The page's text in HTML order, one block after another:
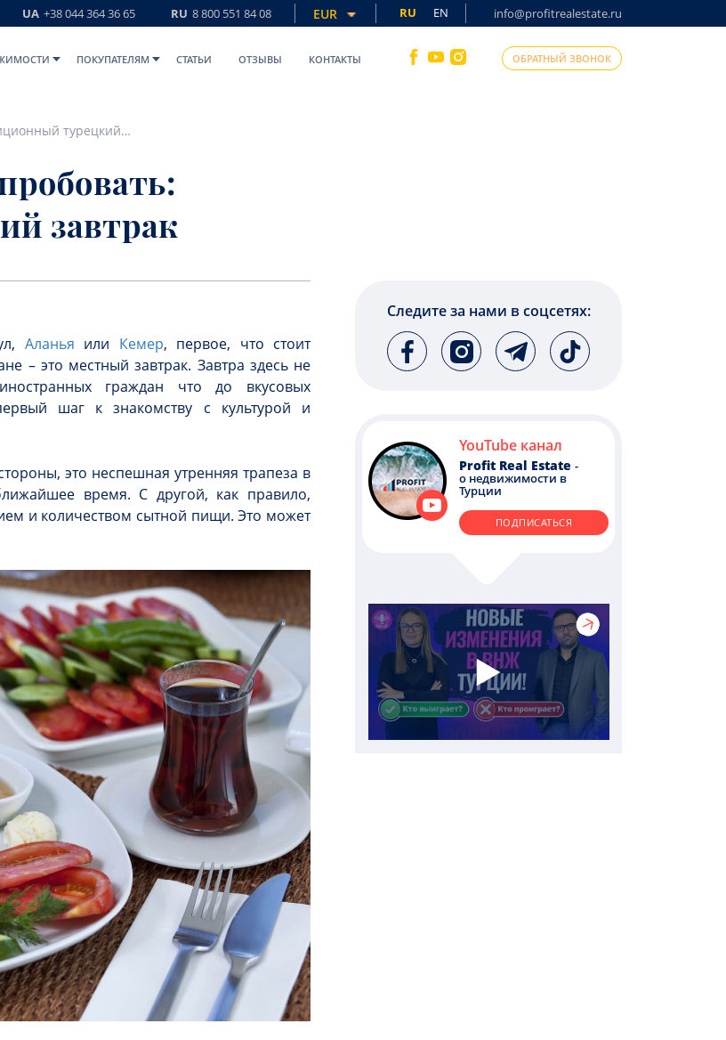
UA +38 044 364 36 65 RU 8 800 551 84 08 EUR RU EN info@profitrealestate.ru
ПОКУПАТЕЛЯМ СТАТЬИ ОТЗЫВЫ КОНТАКТЫ ОБРАТНЫЙ ЗВОНОК
Что в Турции стоит попробовать: традиционный турецкий завтрак
завтрак
Аланья или Кемер, первое, что стоит
– это местный завтрак. Завтра здесь не
граждан что до вкусовых
шаг к знакомству с культурой и
это неспешная утренняя трапеза в
время. С другой, как правило,
и количеством сытной пищи. Это может
Следите за нами в соцсетях:
YouTube канал
Profit Real Estate -
о недвижимости в
Турции
ПОДПИСАТЬСЯ